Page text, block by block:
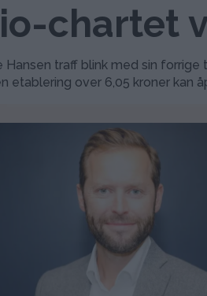
chartet
Hansen traff blink med sin
etablering over 6,05 kroner kan